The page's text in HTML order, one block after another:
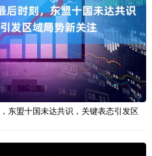
东盟十国未达共识，关键表态引发区